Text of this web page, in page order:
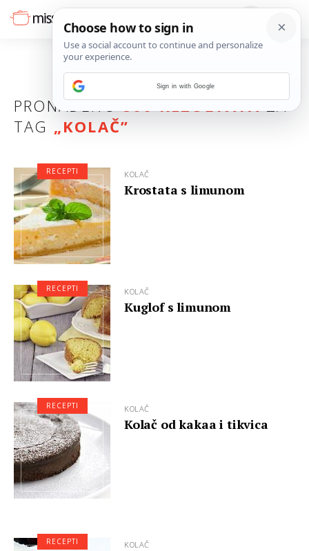
PRONAĐENO800 REZULTATAZA
TAG „KOLAČ”
KOLAČ
Krostata s limunom
RECEPTI
KOLAČ
Kuglof s limunom
RECEPTI
KOLAČ
Kolač od kakaa i tikvica
RECEPTI
KOLAČ
RECEPTI
Sign in with Google